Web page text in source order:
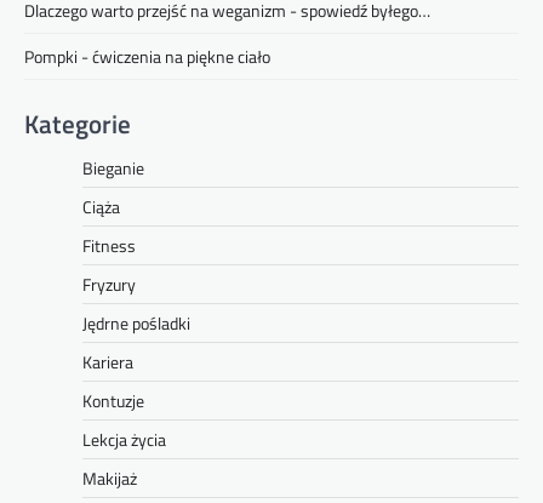
Dlaczego warto przejść na weganizm - spowiedź byłego…
Pompki - ćwiczenia na piękne ciało
Kategorie
Bieganie
Ciąża
Fitness
Fryzury
Jędrne pośladki
Kariera
Kontuzje
Lekcja życia
Makijaż